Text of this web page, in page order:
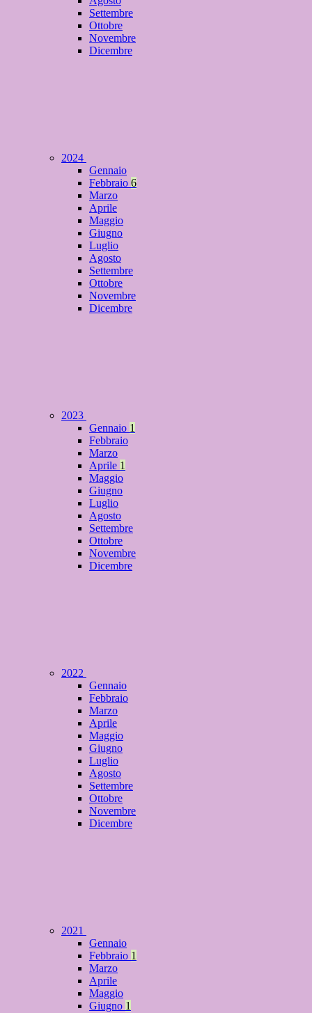
Settembre
Ottobre
Novembre
Dicembre
2024
Gennaio
Febbraio 6
Marzo
Aprile
Maggio
Giugno
Luglio
Agosto
Settembre
Ottobre
Novembre
Dicembre
2023
Gennaio 1
Febbraio
Marzo
Aprile 1
Maggio
Giugno
Luglio
Agosto
Settembre
Ottobre
Novembre
Dicembre
2022
Gennaio
Febbraio
Marzo
Aprile
Maggio
Giugno
Luglio
Agosto
Settembre
Ottobre
Novembre
Dicembre
2021
Gennaio
Febbraio 1
Marzo
Aprile
Maggio
Giugno 1